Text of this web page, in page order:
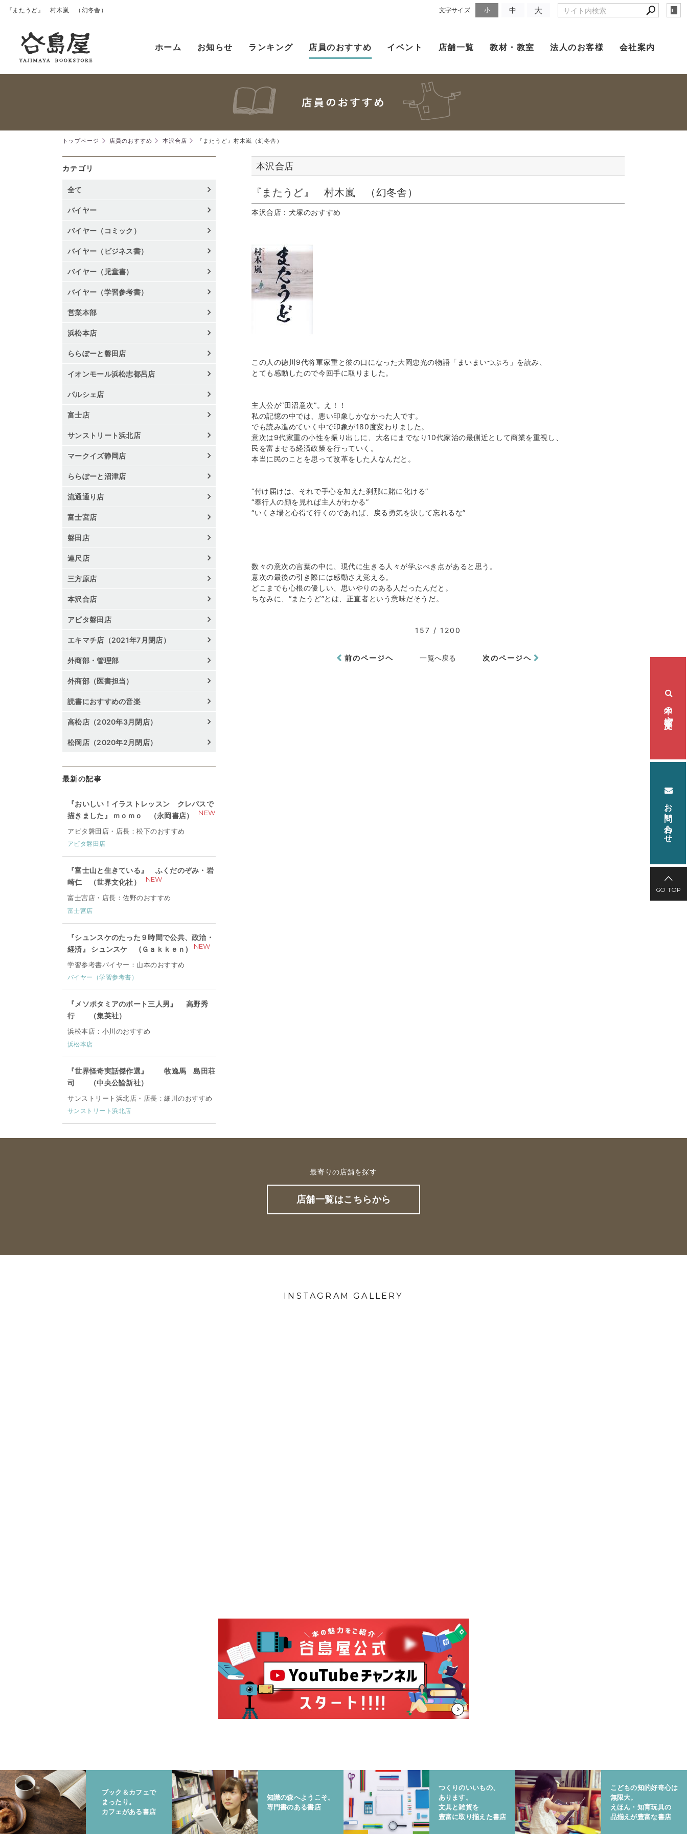
『またうど』 村木嵐 （幻冬舎） 文字サイズ 小 中 大
本の検索・注文
お問い合わせ
GO TOP
ホーム お知らせ ランキング 店員のおすすめ イベント 店舗一覧 教材・教室 法人のお客様 会社案内
トップページ 店員のおすすめ 本沢合店 『またうど』村木嵐（幻冬舎）
本沢合店
『またうど』 村木嵐 （幻冬舎）
本沢合店：犬塚のおすすめ
この人の徳川9代将軍家重と彼の口になった大岡忠光の物語「まいまいつぶろ」を読み、
とても感動したので今回手に取りました。
主人公が“田沼意次”。え！！
私の記憶の中では、悪い印象しかなかった人です。
でも読み進めていく中で印象が180度変わりました。
意次は9代家重の小性を振り出しに、大名にまでなり10代家治の最側近として商業を重視し、
民を富ませる経済政策を行っていく。
本当に民のことを思って改革をした人なんだと。
“付け届けは、それで手心を加えた刹那に賭に化ける”
“奉行人の顔を見れば主人がわかる”
“いくさ場と心得て行くのであれば、戻る勇気を決して忘れるな”
数々の意次の言葉の中に、現代に生きる人々が学ぶべき点があると思う。
意次の最後の引き際には感動さえ覚える。
どこまでも心根の優しい、思いやりのある人だったんだと。
ちなみに、“またうど”とは、正直者という意味だそうだ。
157 / 1200
前のページヘ 一覧へ戻る 次のページヘ
カテゴリ
全て
バイヤー
バイヤー（コミック）
バイヤー（ビジネス書）
バイヤー（児童書）
バイヤー（学習参考書）
営業本部
浜松本店
ららぽーと磐田店
イオンモール浜松志都呂店
パルシェ店
富士店
サンストリート浜北店
マークイズ静岡店
ららぽーと沼津店
流通通り店
富士宮店
磐田店
連尺店
三方原店
本沢合店
アピタ磐田店
エキマチ店（2021年7月閉店）
外商部・管理部
外商部（医書担当）
読書におすすめの音楽
高松店（2020年3月閉店）
松岡店（2020年2月閉店）
最新の記事
『おいしい！イラストレッスン クレパスで
描きました』 ｍｏｍｏ （永岡書店）
NEW
アピタ磐田店・店長：松下のおすすめ
アピタ磐田店
『富士山と生きている』 ふくだのぞみ・岩
崎仁 （世界文化社）
NEW
富士宮店・店長：佐野のおすすめ
富士宮店
『シュンスケのたった９時間で公共、政治・
経済』 シュンスケ (Ｇａｋｋｅｎ)
NEW
学習参考書バイヤー：山本のおすすめ
バイヤー（学習参考書）
『メソポタミアのボート三人男』 高野秀
行 （集英社）
浜松本店：小川のおすすめ
浜松本店
『世界怪奇実話傑作選』 牧逸馬 島田荘
司 （中央公論新社）
サンストリート浜北店・店長：細川のおすすめ
サンストリート浜北店
最寄りの店舗を探す
店舗一覧はこちらから
INSTAGRAM GALLERY
ブック＆カフェで
まったり。
カフェがある書店
知識の森へようこそ。
専門書のある書店
つくりのいいもの、
あります。
文具と雑貨を
豊富に取り揃えた書店
こどもの知的好奇心は
無限大。
えほん・知育玩具の
品揃えが豊富な書店